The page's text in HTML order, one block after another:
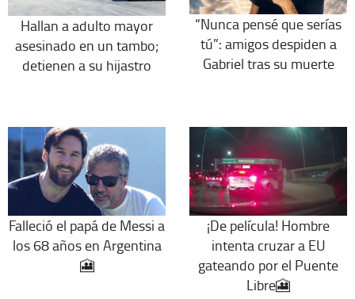
Hallan a adulto mayor
asesinado en un tambo;
detienen a su hijastro
“Nunca pensé que serías
tú”: amigos despiden a
Gabriel tras su muerte
Falleció el papá de Messi a
los 68 años en Argentina
🎦
¡De película! Hombre
intenta cruzar a EU
gateando por el Puente
Libre🎦